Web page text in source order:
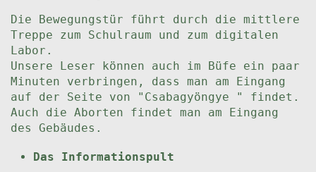
Die Bewegungstür führt durch die mittlere
Treppe zum Schulraum und zum digitalen
Labor.
Unsere Leser können auch im Büfe ein paar
Minuten verbringen, dass man am Eingang
auf der Seite von "Csabagyöngye " findet.
Auch die Aborten findet man am Eingang
des Gebäudes.
Das Informationspult